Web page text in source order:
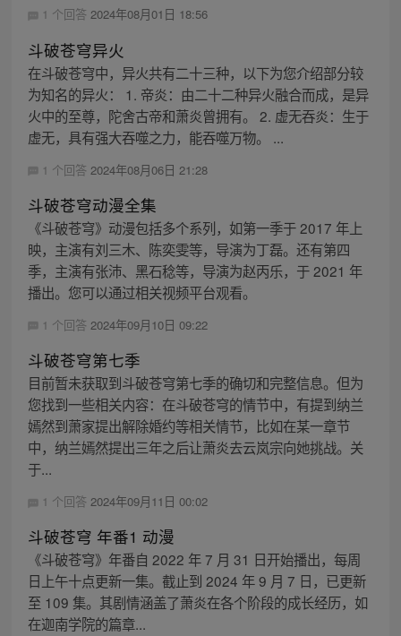
1 个回答 2024年08月01日 18:56
斗破苍穹异火
在斗破苍穹中，异火共有二十三种，以下为您介绍部分较
为知名的异火： 1. 帝炎：由二十二种异火融合而成，是异
火中的至尊，陀舍古帝和萧炎曾拥有。 2. 虚无吞炎：生于
虚无，具有强大吞噬之力，能吞噬万物。 ...
1 个回答 2024年08月06日 21:28
斗破苍穹动漫全集
《斗破苍穹》动漫包括多个系列，如第一季于 2017 年上
映，主演有刘三木、陈奕雯等，导演为丁磊。还有第四
季，主演有张沛、黑石稔等，导演为赵丙乐，于 2021 年
播出。您可以通过相关视频平台观看。
1 个回答 2024年09月10日 09:22
斗破苍穹第七季
目前暂未获取到斗破苍穹第七季的确切和完整信息。但为
您找到一些相关内容：在斗破苍穹的情节中，有提到纳兰
嫣然到萧家提出解除婚约等相关情节，比如在某一章节
中，纳兰嫣然提出三年之后让萧炎去云岚宗向她挑战。关
于...
1 个回答 2024年09月11日 00:02
斗破苍穹 年番1 动漫
《斗破苍穹》年番自 2022 年 7 月 31 日开始播出，每周
日上午十点更新一集。截止到 2024 年 9 月 7 日，已更新
至 109 集。其剧情涵盖了萧炎在各个阶段的成长经历，如
在迦南学院的篇章...